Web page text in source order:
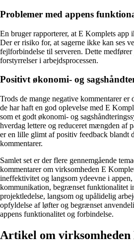
Problemer med appens
En bruger rapporterer, at E Komplets app
Der er risiko for, at sagerne ikke kan ses
fejlforbindelse til serveren. Dette
forstyrrelser i arbejdsprocessen.
Positivt økonomi- og
Trods de mange negative kommentarer er
de har haft en god oplevelse med E
som et godt økonomi- og
hverdag lettere og reduceret mængden af
er en lille glimt af positiv feedback blandt
kommentarer.
Samlet set er der flere gennemgående
kommentarer om virksomheden E
ineffektivitet og langsom ydeevne i
kommunikation, begrænset funktionalitet
projektledelse, langsom og upålidelig
opfyldelse af løfter og begrænset
appens funktionalitet og forbindelse.
Artikel om